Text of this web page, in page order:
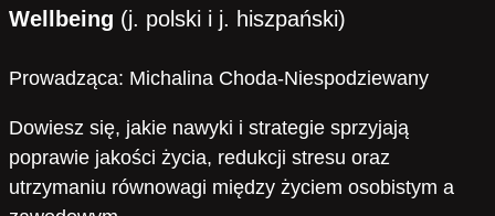
Wellbeing (j. polski i j. hiszpański)
Prowadząca: Michalina Choda-Niespodziewany
Dowiesz się, jakie nawyki i strategie sprzyjają
poprawie jakości życia, redukcji stresu oraz
utrzymaniu równowagi między życiem osobistym a